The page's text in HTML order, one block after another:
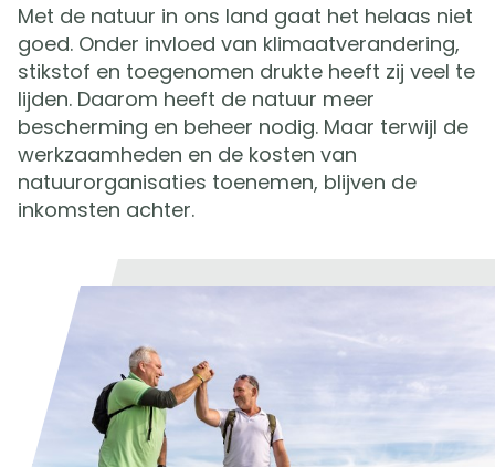
Met de natuur in ons land gaat het helaas niet
goed. Onder invloed van klimaatverandering,
stikstof en toegenomen drukte heeft zij veel te
lijden. Daarom heeft de natuur meer
bescherming en beheer nodig. Maar terwijl de
werkzaamheden en de kosten van
natuurorganisaties toenemen, blijven de
inkomsten achter.